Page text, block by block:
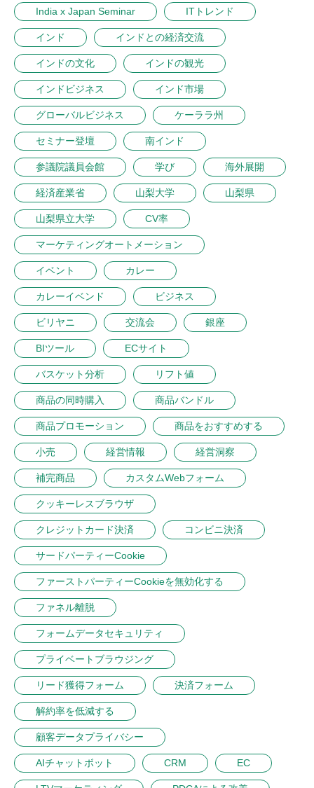
India x Japan Seminar ITトレンド
インド インドとの経済交流
インドの文化 インドの観光
インドビジネス インド市場
グローバルビジネス ケーララ州
セミナー登壇 南インド
参議院議員会館 学び 海外展開
経済産業省 山梨大学 山梨県
山梨県立大学 CV率
マーケティングオートメーション
イベント カレー
カレーイベンド ビジネス
ビリヤニ 交流会 銀座
BIツール ECサイト
バスケット分析 リフト値
商品の同時購入 商品バンドル
商品プロモーション 商品をおすすめする
小売 経営情報 経営洞察
補完商品 カスタムWebフォーム
クッキーレスブラウザ
クレジットカード決済 コンビニ決済
サードパーティーCookie
ファーストパーティーCookieを無効化する
ファネル離脱
フォームデータセキュリティ
プライベートブラウジング
リード獲得フォーム 決済フォーム
解約率を低減する
顧客データプライバシー
AIチャットボット CRM EC